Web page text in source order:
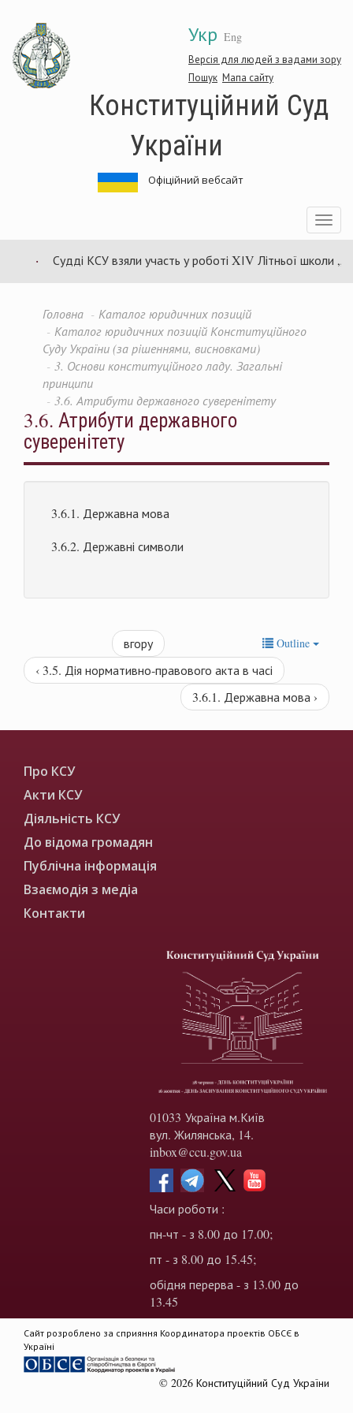
основного
матеріалу
Укр Eng
Версія для людей з вадами зору
Пошук Мапа сайту
Конституційний Суд
України
Офіційний вебсайт
Toggle
Судді КСУ взяли участь у роботі XІV Літньої школи
Головна
Каталог юридичних позицій
Каталог юридичних позицій Конституційного
Суду України (за рішеннями, висновками)
3. Основи конституційного ладу. Загальні
принципи
3.6. Атрибути державного суверенітету
3.6. Атрибути державного
суверенітету
3.6.1. Державна мова
3.6.2. Державні символи
Outline
‹ 3.5. Дія нормативно-правового акта в часі
вгору
3.6.1. Державна мова ›
Про КСУ
Акти КСУ
Діяльність КСУ
До відома громадян
Публічна інформація
Взаємодія з медіа
Контакти
01033 Україна м.Київ
вул. Жилянська, 14.
inbox@ccu.gov.ua
Часи роботи :
пн-чт - з 8.00 до 17.00;
пт - з 8.00 до 15.45;
обідня перерва - з 13.00 до
13.45
Сайт розроблено за сприяння Координатора проектів ОБСЄ в
Україні
© 2026 Конституційний Суд України